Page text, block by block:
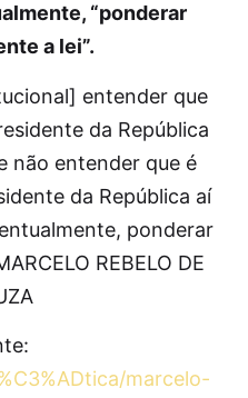
“ponderar
a lei”.
entender que
da República
não entender que é
da República aí
ponderar
REBELO DE
marcelo-